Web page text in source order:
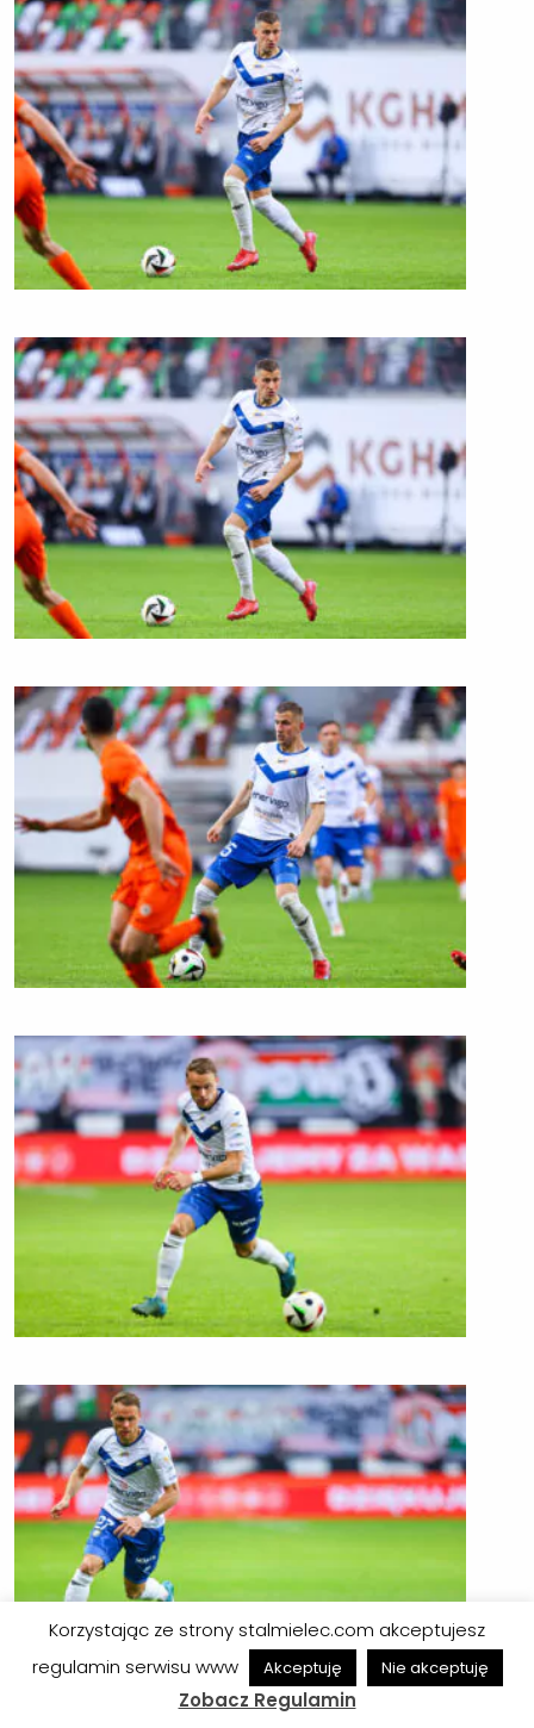
Korzystając ze strony stalmielec.com akceptujesz
regulamin serwisu www
Akceptuję Nie akceptuję
Zobacz Regulamin